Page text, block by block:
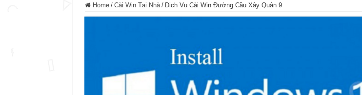
Home / Cài Win Tại Nhà / Dịch Vụ Cài Win Đường Cầu Xây Quận 9